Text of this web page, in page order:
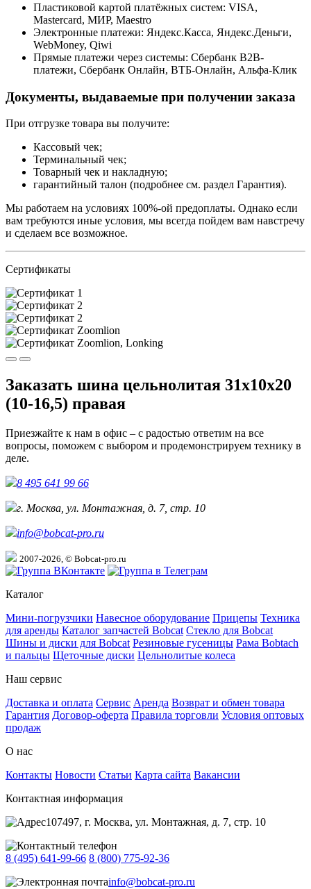
Пластиковой картой платёжных систем: VISA,
Mastercard, МИР, Maestrо
Электронные платежи: Яндекс.Касса, Яндекс.Деньги,
WebMoney, Qiwi
Прямые платежи через системы: Сбербанк B2B-
платежи, Сбербанк Онлайн, ВТБ-Онлайн, Альфа-Клик
Документы, выдаваемые при получении заказа
При отгрузке товара вы получите:
Кассовый чек;
Терминальный чек;
Товарный чек и накладную;
гарантийный талон (подробнее см. раздел Гарантия).
Мы работаем на условиях 100%-ой предоплаты. Однако если
вам требуются иные условия, мы всегда пойдем вам навстречу
и сделаем все возможное.
Сертификаты
Заказать шина цельнолитая 31х10х20
(10-16,5) правая
Приезжайте к нам в офис – с радостью ответим на все
вопросы, поможем с выбором и продемонстрируем технику в
деле.
8 495 641 99 66
г. Москва, ул. Монтажная, д. 7, стр. 10
info@bobcat-pro.ru
2007-2026, © Bobcat-pro.ru
Каталог
Мини-погрузчики Навесное оборудование Прицепы Техника
для аренды Каталог запчастей Bobcat Стекло для Bobcat
Шины и диски для Bobcat Резиновые гусеницы Рама Bobtach
и пальцы Щеточные диски Цельнолитые колеса
Наш сервис
Доставка и оплата Сервис Аренда Возврат и обмен товара
Гарантия Договор-оферта Правила торговли Условия оптовых
продаж
О нас
Контакты Новости Статьи Карта сайта Вакансии
Контактная информация
107497, г. Москва, ул. Монтажная, д. 7, стр. 10
8 (495) 641-99-66 8 (800) 775-92-36
info@bobcat-pro.ru